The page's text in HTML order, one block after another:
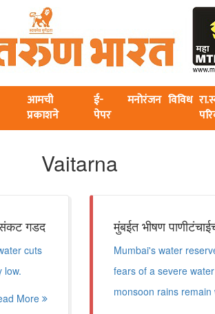
आमची
प्रकाशने
ई-
पेपर
मनोरंजन विविध
Vaitarna
संकट गडद
cuts
low.
More
मुंबईत भीषण
Mumbai's water
fears of a severe
monsoon rains remain